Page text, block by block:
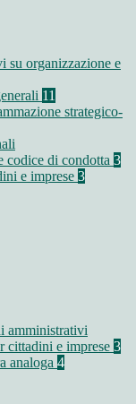
su organizzazione e
11
strategico-
codice di condotta 3
e imprese 3
amministrativi
cittadini e imprese 3
analoga 4